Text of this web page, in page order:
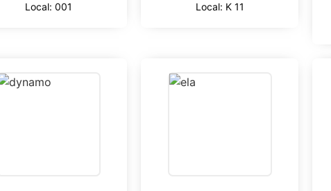
Local: 001 Local: K 11